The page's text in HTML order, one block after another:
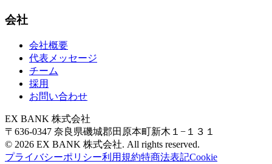
会社
会社概要
代表メッセージ
チーム
採用
お問い合わせ
EX BANK 株式会社
〒636-0347 奈良県磯城郡田原本町新木１−１３１
© 2026 EX BANK 株式会社. All rights reserved.
プライバシーポリシー利用規約特商法表記Cookie